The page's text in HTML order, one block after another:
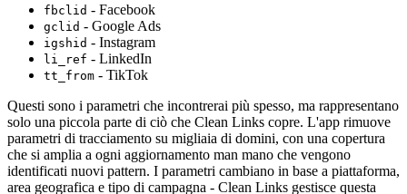
fbclid - Facebook
gclid - Google Ads
igshid - Instagram
li_ref - LinkedIn
tt_from - TikTok
Questi sono i parametri che incontrerai più spesso, ma rappresentano
solo una piccola parte di ciò che Clean Links copre. L'app rimuove
parametri di tracciamento su migliaia di domini, con una copertura
che si amplia a ogni aggiornamento man mano che vengono
identificati nuovi pattern. I parametri cambiano in base a piattaforma,
area geografica e tipo di campagna - Clean Links gestisce questa